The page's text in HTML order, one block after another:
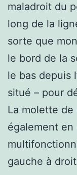
maladroit du
long de la
sorte que
le bord de la
le bas depuis
situé – pour
La molette
également
gauche à